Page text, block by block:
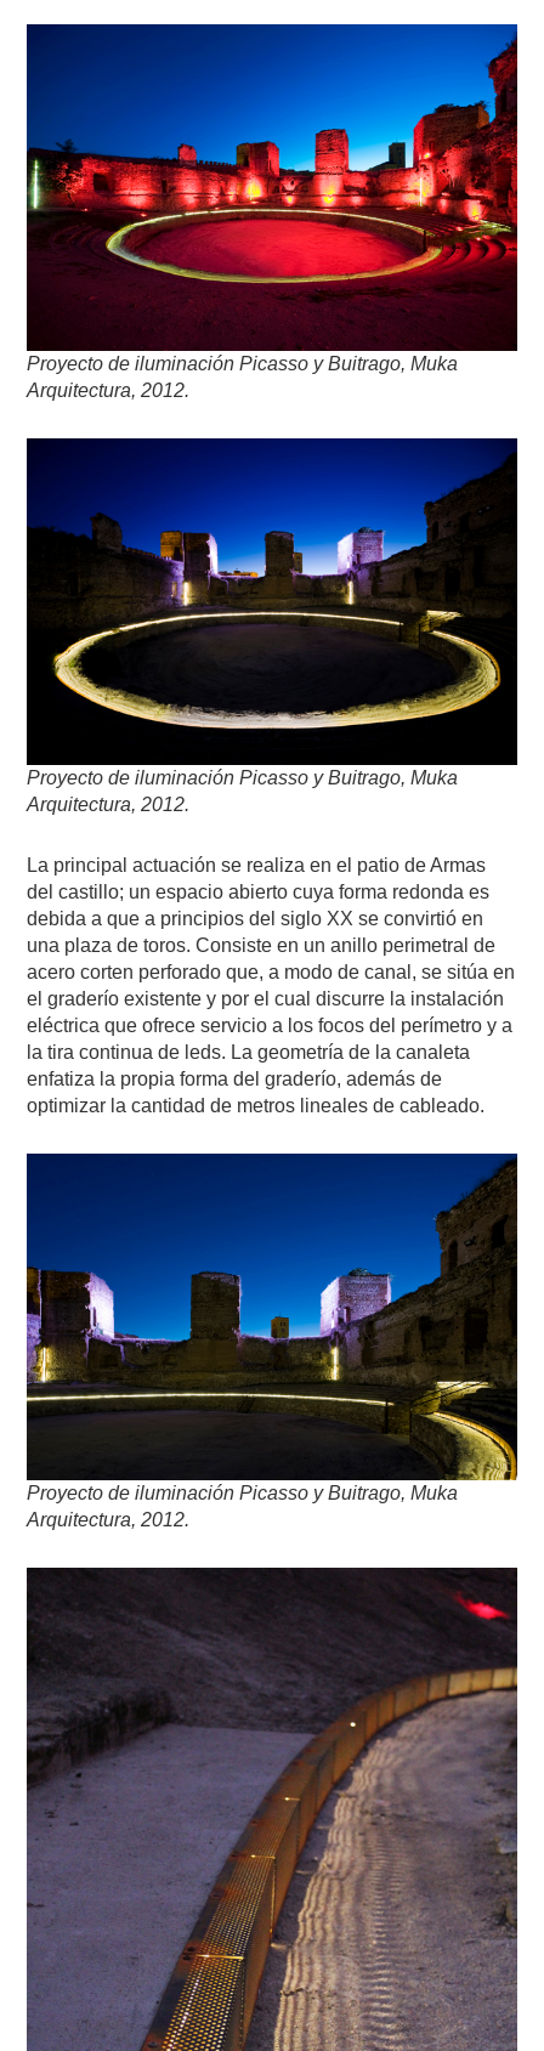
Proyecto de iluminaciónPicasso y Buitrago, Muka
Arquitectura, 2012.
Proyecto de iluminaciónPicasso y Buitrago, Muka
Arquitectura, 2012.
La principal actuación se realiza en el patio de Armas
del castillo; un espacio abierto cuya forma redonda es
debida a que a principios del siglo XX se convirtió en
una plaza de toros. Consiste en un anillo perimetral de
acero corten perforado que, a modo de canal, se sitúa en
el graderío existente y por el cual discurre la instalación
eléctrica que ofrece servicio a los focos del perímetro y a
la tira continua de leds. La geometría de la canaleta
enfatiza la propia forma del graderío, además de
optimizar la cantidad de metros lineales de cableado.
Proyecto de iluminaciónPicasso y Buitrago, Muka
Arquitectura, 2012.